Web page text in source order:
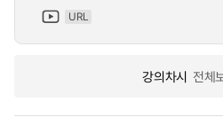
URL
강의차시 전체